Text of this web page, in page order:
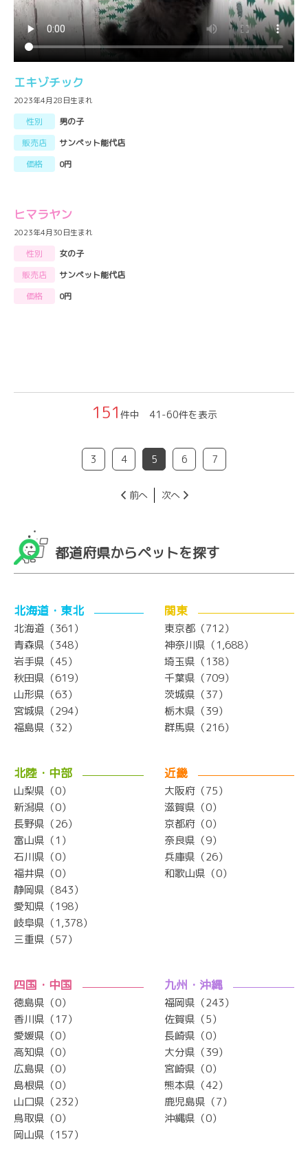
エキゾチック
2023年4月28日生まれ
性別
男の子
販売店
サンペット能代店
価格
0円
ヒマラヤン
2023年4月30日生まれ
性別
女の子
販売店
サンペット能代店
価格
0円
151 件中 41-60件を表示
3 4 5 6 7
前へ 次へ
都道府県からペットを探す
北海道・東北
北海道（361）
青森県（348）
岩手県（45）
秋田県（619）
山形県（63）
宮城県（294）
福島県（32）
関東
東京都（712）
神奈川県（1,688）
埼玉県（138）
千葉県（709）
茨城県（37）
栃木県（39）
群馬県（216）
北陸・中部
山梨県（0）
新潟県（0）
長野県（26）
富山県（1）
石川県（0）
福井県（0）
静岡県（843）
愛知県（198）
岐阜県（1,378）
三重県（57）
近畿
大阪府（75）
滋賀県（0）
京都府（0）
奈良県（9）
兵庫県（26）
和歌山県（0）
四国・中国
徳島県（0）
香川県（17）
愛媛県（0）
高知県（0）
広島県（0）
島根県（0）
山口県（232）
鳥取県（0）
岡山県（157）
九州・沖縄
福岡県（243）
佐賀県（5）
長崎県（0）
大分県（39）
宮崎県（0）
熊本県（42）
鹿児島県（7）
沖縄県（0）